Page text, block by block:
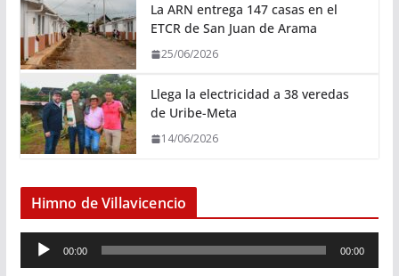
La ARN entrega 147 casas en el
ETCR de San Juan de Arama
25/06/2026
Llega la electricidad a 38 veredas
de Uribe-Meta
14/06/2026
Himno de Villavicencio
e
00:00 00:00